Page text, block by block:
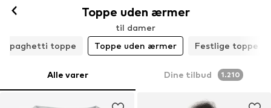
Toppe uden ærmer
til damer
Spaghetti toppe
Toppe uden ærmer Festlige toppe
Alle varer Dine tilbud 1.210